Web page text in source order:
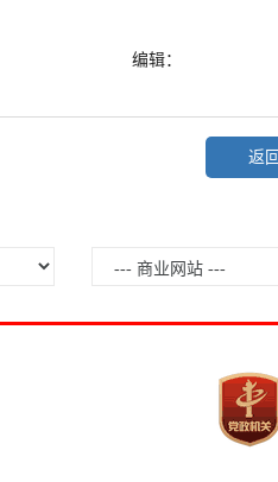
编辑：
返回